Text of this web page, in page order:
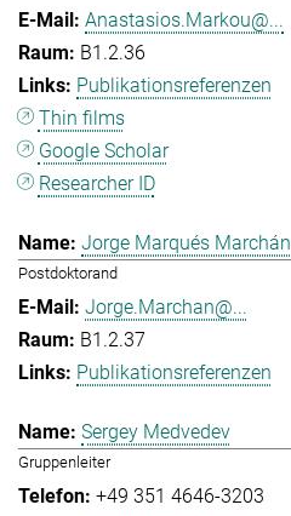
Anastasios.Markou@...
B1.2.36
Publikationsreferenzen
Thin films
Google Scholar
Researcher ID
Jorge Marqués Marchán
Postdoktorand
Jorge.Marchan@...
B1.2.37
Publikationsreferenzen
Sergey Medvedev
Gruppenleiter
+49 351 4646-3203